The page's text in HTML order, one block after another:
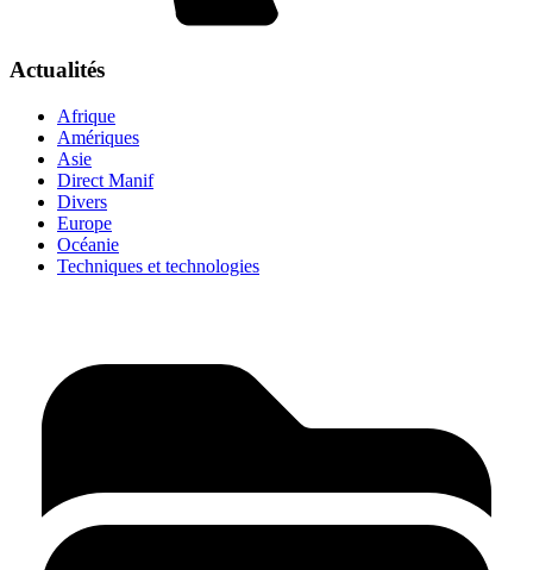
Actualités
Afrique
Amériques
Asie
Direct Manif
Divers
Europe
Océanie
Techniques et technologies